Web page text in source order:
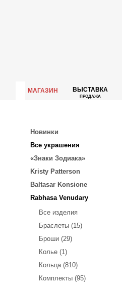
МАГАЗИН ВЫСТАВКА
ПРОДАЖА
Новинки
Все украшения
«Знаки Зодиака»
Kristy Patterson
Baltasar Konsione
Rabhasa Venudary
Все изделия
Браслеты (15)
Броши (29)
Колье (1)
Кольца (810)
Комплекты (95)